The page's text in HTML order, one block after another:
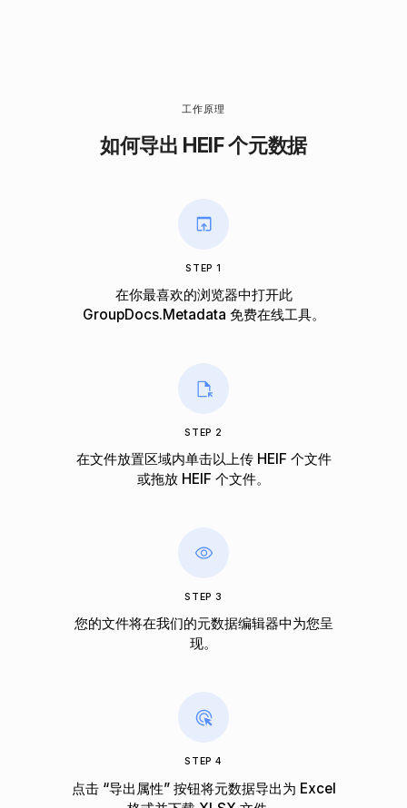
工作原理
如何导出 HEIF 个元数据
STEP 1
在你最喜欢的浏览器中打开此
GroupDocs.Metadata 免费在线工具。
STEP 2
在文件放置区域内单击以上传 HEIF 个文件
或拖放 HEIF 个文件。
STEP 3
您的文件将在我们的元数据编辑器中为您呈
现。
STEP 4
点击 “导出属性” 按钮将元数据导出为 Excel